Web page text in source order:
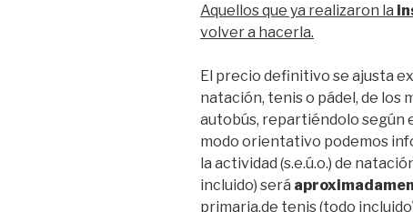
Aquellos que ya realizaron la
volver a hacerla.
El precio definitivo se ajusta
natación, tenis o pádel, de los
autobús, repartiéndolo según
modo orientativo podemos
la actividad (s.e.ú.o.) de
incluido) será
primaria,de tenis (todo